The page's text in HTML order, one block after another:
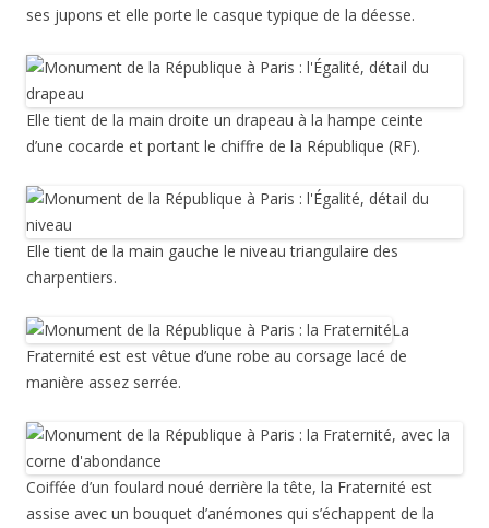
ses jupons et elle porte le casque typique de la déesse.
Elle tient de la main droite un drapeau à la hampe ceinte
d’une cocarde et portant le chiffre de la République (RF).
Elle tient de la main gauche le niveau triangulaire des
charpentiers.
La
Fraternité est est vêtue d’une robe au corsage lacé de
manière assez serrée.
Coiffée d’un foulard noué derrière la tête, la Fraternité est
assise avec un bouquet d’anémones qui s’échappent de la